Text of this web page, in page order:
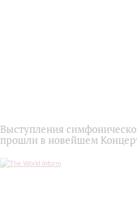
Выступления
прошли в новейшем